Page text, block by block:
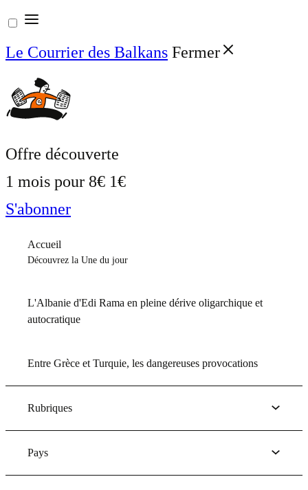
Aller
au
contenu
Le Courrier des Balkans Fermer
Offre découverte
1 mois pour 8€ 1€
S'abonner
Accueil
Découvrez la Une du jour
L'Albanie d'Edi Rama en pleine dérive oligarchique et
autocratique
Entre Grèce et Turquie, les dangereuses provocations
Rubriques
Pays